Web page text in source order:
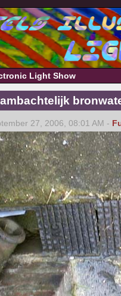
Light Show
27, 2006, 08:01 AM -